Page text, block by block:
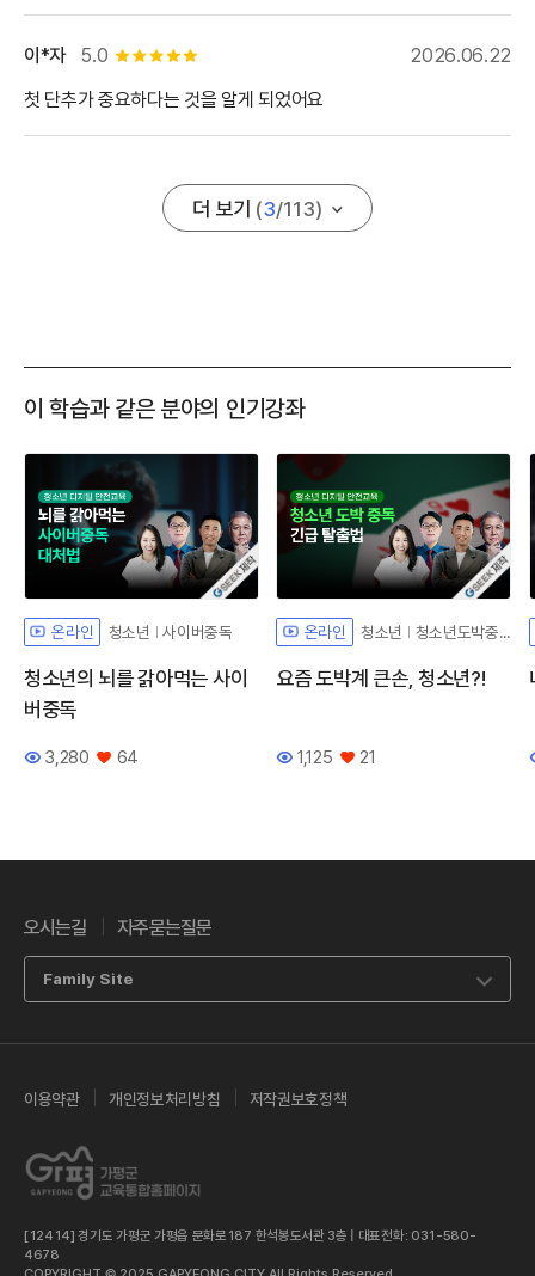
5.0 별점 5개
이*자
2026.06.22
첫 단추가 중요하다는 것을 알게 되었어요
더 보기 (3/113)
이 학습과 같은 분야의 인기강좌
자체개발 강좌G
온라인 청소년 사이버중독
청소년의 뇌를 갉아먹는 사이
버중독
조회수
3,280
좋아요
64
자체개발 강좌
온라인 청소년 청소년도박중독
요즘 도박계 큰손, 청소년?!
조회수
1,125
좋아요
21
오시는길 자주묻는질문
Family Site
이용약관 개인정보처리방침 저작권보호정책
[12414] 경기도 가평군 가평읍 문화로187 한석봉도서관 3층 | 대표전화: 031-580-
4678